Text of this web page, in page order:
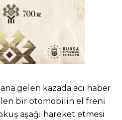
gelen kazada acı haber
bir otomobilin el freni
aşağı hareket etmesi